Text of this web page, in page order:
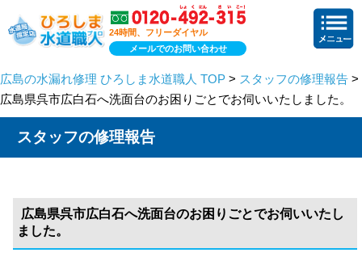
24時間、フリーダイヤル
メールでのお問い合わせ
広島の水漏れ修理 ひろしま水道職人 TOP > スタッフの修理報告 >
広島県呉市広白石へ洗面台のお困りごとでお伺いいたしました。
スタッフの修理報告
広島県呉市広白石へ洗面台のお困りごとでお伺いいたし
ました。